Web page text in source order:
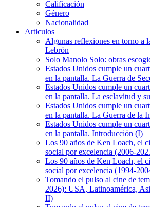
Calificación
Género
Nacionalidad
Articulos
Algunas reflexiones en torno a
Lebrón
Solo Manolo Solo: obras
Estados Unidos cumple un
en la pantalla. La Guerra de
Estados Unidos cumple un
en la pantalla. La esclavitud y
Estados Unidos cumple un
en la pantalla. La Guerra de la
Estados Unidos cumple un
en la pantalla. Introducción (I)
Los 90 años de Ken Loach, el
social por excelencia (2006-
Los 90 años de Ken Loach, el
social por excelencia (1994-
Tomando el pulso al cine de
2026): USA, Latinoamérica,
II)